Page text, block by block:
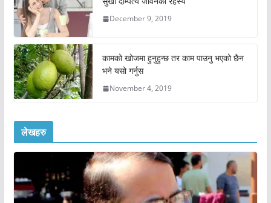
December 9, 2019
कामको खोजमा हुनुहुन्छ तर काम पाउनु भएको छैन
भने यसो गर्नुस
November 4, 2019
लेखहरु